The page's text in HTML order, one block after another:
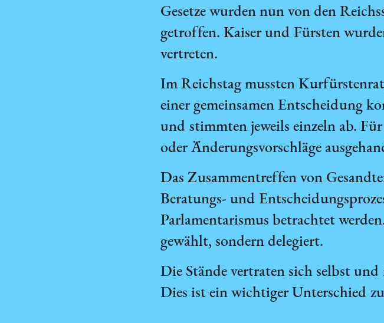
Gesetze wurden nun von den
getroffen. Kaiser und Fürsten
vertreten.
Im Reichstag mussten
einer gemeinsamen Entscheidung
und stimmten jeweils einzeln ab.
oder Änderungsvorschläge
Das Zusammentreffen von
Beratungs- und
Parlamentarismus betrachtet
gewählt, sondern delegiert.
Die Stände vertraten sich selbst
Dies ist ein wichtiger Unterschied